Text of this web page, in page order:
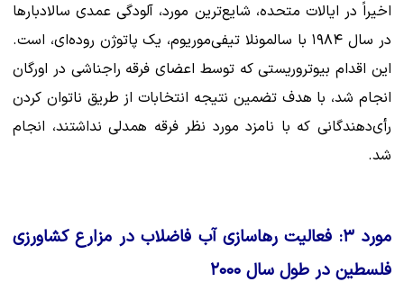
اخیراً در ایالات متحده، شایع‌ترین مورد، آلودگی عمدی سالادبارها
در سال ۱۹۸۴ با سالمونلا تیفی‌موریوم، یک پاتوژن روده‌ای، است.
این اقدام بیوتروریستی که توسط اعضای فرقه راجناشی در اورگان
انجام شد، با هدف تضمین نتیجه انتخابات از طریق ناتوان کردن
رأی‌دهندگانی که با نامزد مورد نظر فرقه همدلی نداشتند، انجام
شد.
مورد ۳: فعالیت رهاسازی آب فاضلاب در مزارع کشاورزی
فلسطین در طول سال ۲۰۰۰